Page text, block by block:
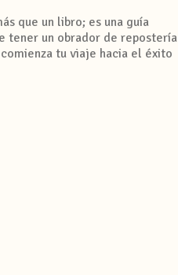
que un libro; es una guía
tener un obrador de repostería
tu viaje hacia el éxito